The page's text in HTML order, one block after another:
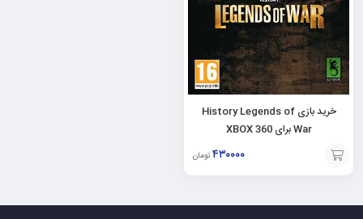
خرید بازی History Legends of
War برای XBOX 360
۴۳۰۰۰۰ تومان
افزودن
به